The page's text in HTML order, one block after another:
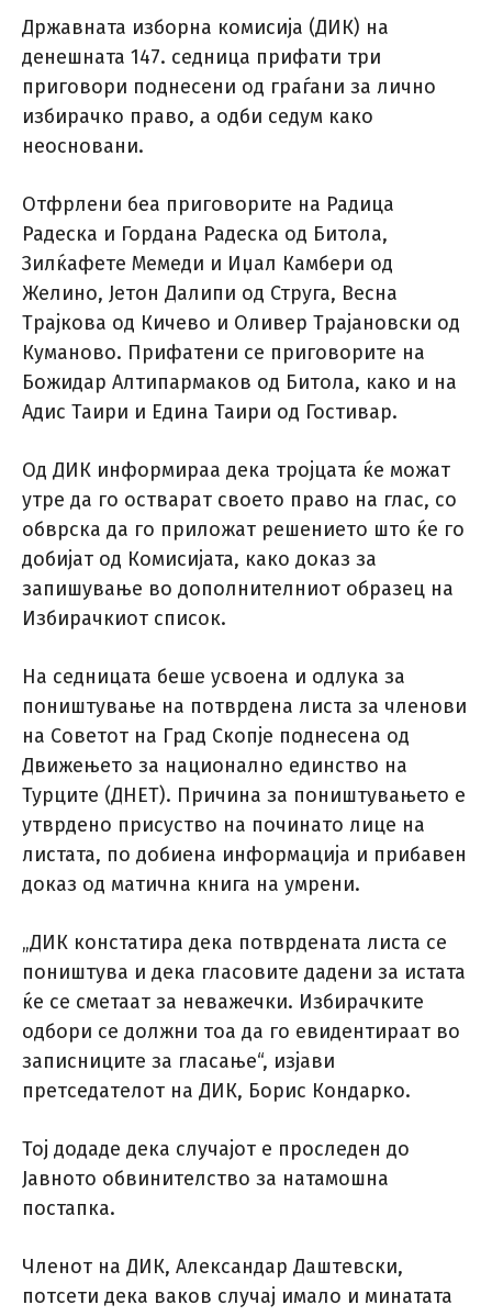
Државната изборна комисија (ДИК) на
денешната 147. седница прифати три
приговори поднесени од граѓани за лично
избирачко право, а одби седум како
неосновани.
Отфрлени беа приговорите на Радица
Радеска и Гордана Радеска од Битола,
Зилќафете Мемеди и Иџал Камбери од
Желино, Јетон Далипи од Струга, Весна
Трајкова од Кичево и Оливер Трајановски од
Куманово. Прифатени се приговорите на
Божидар Алтипармаков од Битола, како и на
Адис Таири и Едина Таири од Гостивар.
Од ДИК информираа дека тројцата ќе можат
утре да го остварат своето право на глас, со
обврска да го приложат решението што ќе го
добијат од Комисијата, како доказ за
запишување во дополнителниот образец на
Избирачкиот список.
На седницата беше усвоена и одлука за
поништување на потврдена листа за членови
на Советот на Град Скопје поднесена од
Движењето за национално единство на
Турците (ДНЕТ). Причина за поништувањето е
утврдено присуство на починато лице на
листата, по добиена информација и прибавен
доказ од матична книга на умрени.
„ДИК констатира дека потврдената листа се
поништува и дека гласовите дадени за истата
ќе се сметаат за неважечки. Избирачките
одбори се должни тоа да го евидентираат во
записниците за гласање“, изјави
претседателот на ДИК, Борис Кондарко.
Тој додаде дека случајот е проследен до
Јавното обвинителство за натамошна
постапка.
Членот на ДИК, Александар Даштевски,
потсети дека ваков случај имало и минатата